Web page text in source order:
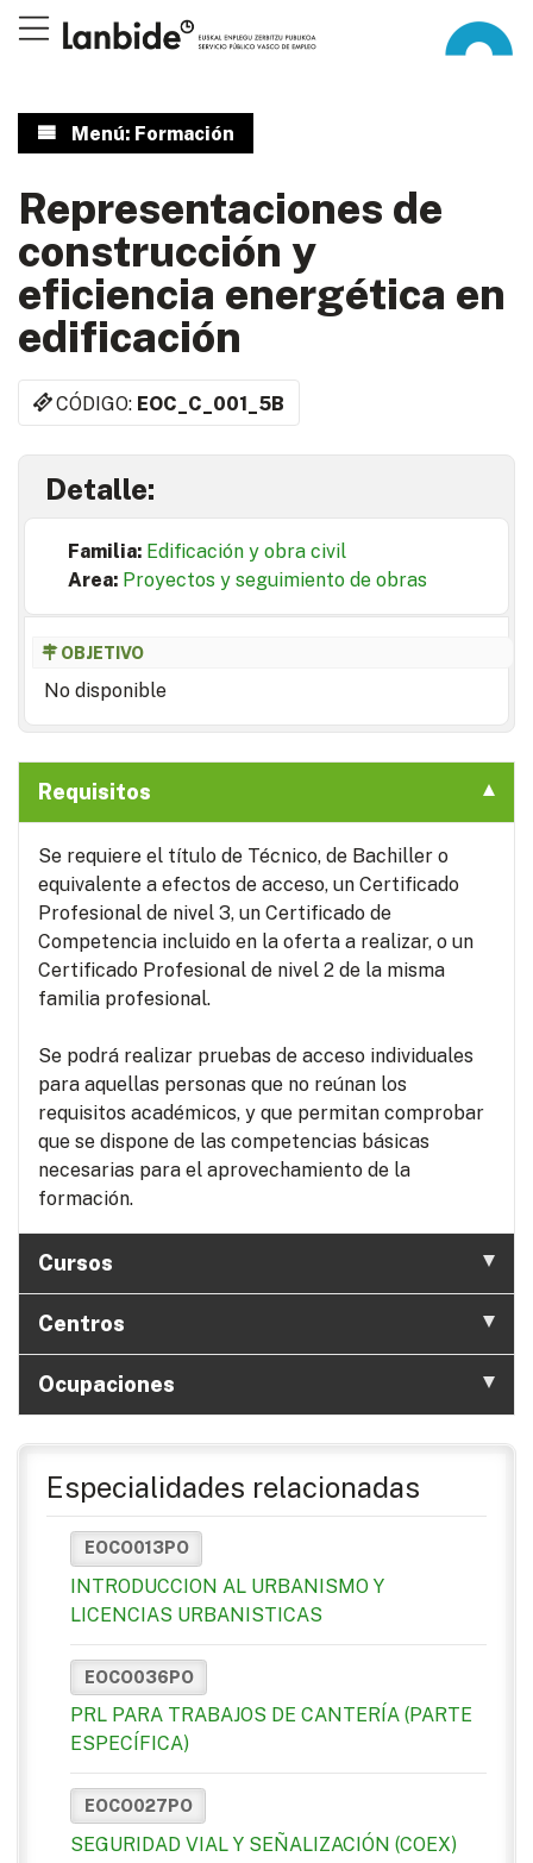
Menú: Formación
Representaciones de
construcción y
eficiencia energética en
edificación
CÓDIGO: EOC_C_001_5B
Detalle:
Familia: Edificación y obra civil
Area: Proyectos y seguimiento de obras
OBJETIVO
No disponible
Requisitos
Se requiere el título de Técnico, de Bachiller o
equivalente a efectos de acceso, un Certificado
Profesional de nivel 3, un Certificado de
Competencia incluido en la oferta a realizar, o un
Certificado Profesional de nivel 2 de la misma
familia profesional.
Se podrá realizar pruebas de acceso individuales
para aquellas personas que no reúnan los
requisitos académicos, y que permitan comprobar
que se dispone de las competencias básicas
necesarias para el aprovechamiento de la
formación.
Cursos
Centros
Ocupaciones
Especialidades relacionadas
EOCO013PO
INTRODUCCION AL URBANISMO Y
LICENCIAS URBANISTICAS
EOCO036PO
PRL PARA TRABAJOS DE CANTERÍA (PARTE
ESPECÍFICA)
EOCO027PO
SEGURIDAD VIAL Y SEÑALIZACIÓN (COEX)